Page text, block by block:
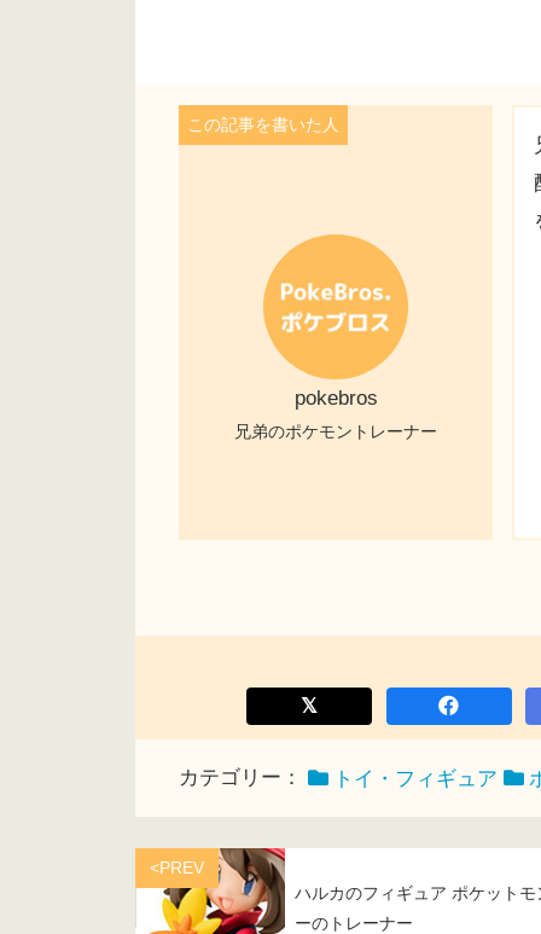
pokebros
兄弟のポケモントレーナー
カテゴリー： トイ・フィギュア
<PREV
ハルカのフィギュア ポケットモ
ーのトレーナー